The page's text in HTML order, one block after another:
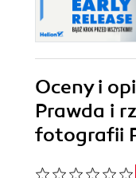
Oceny i
Prawda i
fotografii